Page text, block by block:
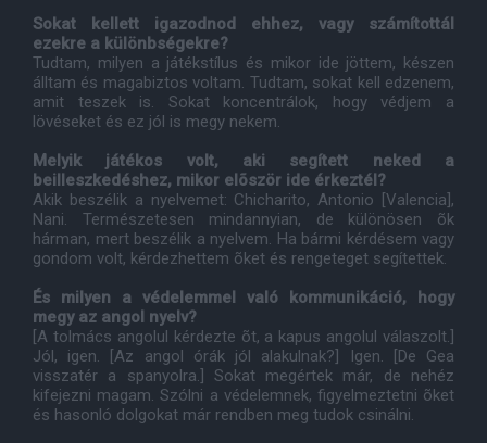
Sokat kellett igazodnod ehhez, vagy számítottál
ezekre a különbségekre?
Tudtam, milyen a játékstílus és mikor ide jöttem, készen
álltam és magabiztos voltam. Tudtam, sokat kell edzenem,
amit teszek is. Sokat koncentrálok, hogy védjem a
lövéseket és ez jól is megy nekem.
Melyik játékos volt, aki segített neked a
beilleszkedéshez, mikor elõször ide érkeztél?
Akik beszélik a nyelvemet: Chicharito, Antonio [Valencia],
Nani. Természetesen mindannyian, de különösen õk
hárman, mert beszélik a nyelvem. Ha bármi kérdésem vagy
gondom volt, kérdezhettem õket és rengeteget segítettek.
És milyen a védelemmel való kommunikáció, hogy
megy az angol nyelv?
[A tolmács angolul kérdezte õt, a kapus angolul válaszolt.]
Jól, igen. [Az angol órák jól alakulnak?] Igen. [De Gea
visszatér a spanyolra.] Sokat megértek már, de nehéz
kifejezni magam. Szólni a védelemnek, figyelmeztetni õket
és hasonló dolgokat már rendben meg tudok csinálni.